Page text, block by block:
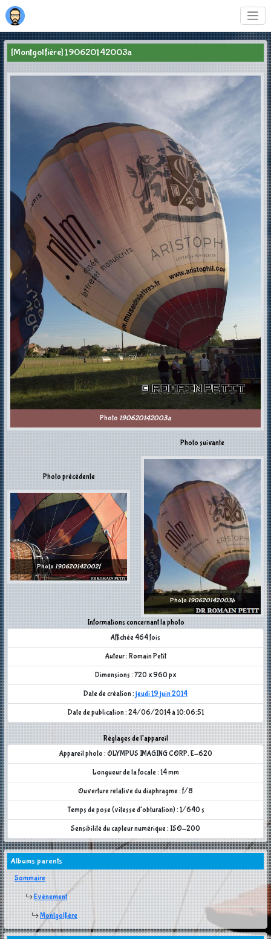
[Montgolfière] 190620142003a
Photo 190620142003a
Photo précédente
Photo 190620142002f
Informations concernant la photo
Affichée 464 fois
Auteur : Romain Petit
Dimensions : 720 x 960 px
Date de création : jeudi 19 juin 2014
Date de publication : 24/06/2014 à 10:06:51
Réglages de l'appareil
Appareil photo : OLYMPUS IMAGING CORP. E-620
Longueur de la focale : 14 mm
Ouverture relative du diaphragme : f/8
Temps de pose (vitesse d'obturation) : 1/640 s
Sensibilité du capteur numérique : ISO-200
Photo suivante
Photo 190620142003b
Albums parents
Sommaire
Evènement
Montgolfière